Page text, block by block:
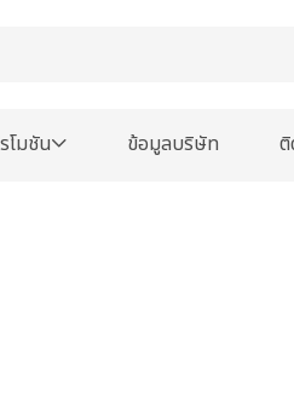
โมชัน ข้อมูลบริษัท ติ